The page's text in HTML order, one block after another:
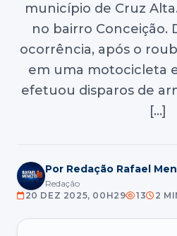
município de Cruz
no bairro Conceição.
ocorrência, após o
em uma motocicleta
efetuou disparos de
[…]
Por Redação Rafael
Redação
20 DEZ 2025, 00H29
13 2